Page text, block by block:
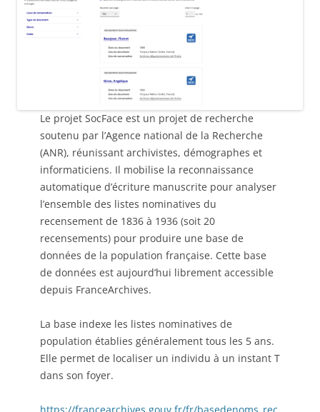
Le projet SocFace est un projet de recherche
soutenu par l’Agence national de la Recherche
(ANR), réunissant archivistes, démographes et
informaticiens. Il mobilise la reconnaissance
automatique d’écriture manuscrite pour analyser
l’ensemble des listes nominatives du
recensement de 1836 à 1936 (soit 20
recensements) pour produire une base de
données de la population française. Cette base
de données est aujourd’hui librement accessible
depuis FranceArchives.
La base indexe les listes nominatives de
population établies généralement tous les 5 ans.
Elle permet de localiser un individu à un instant T
dans son foyer.